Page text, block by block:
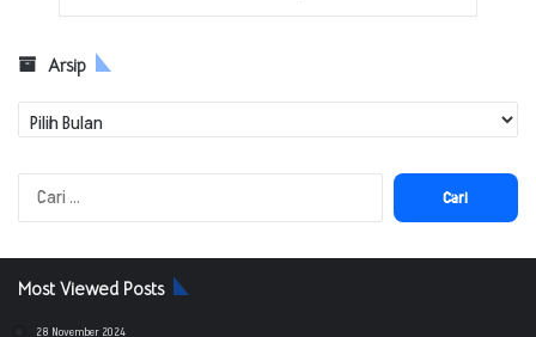
Arsip
Cari
Most Viewed Posts
28 November 2024